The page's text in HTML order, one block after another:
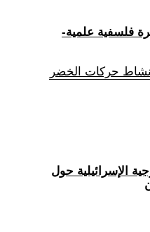
ونشاط حركات الخضر
الإسرائيلية حول